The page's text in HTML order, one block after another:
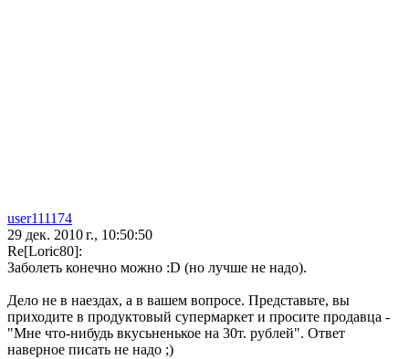
user111174
29 дек. 2010 г., 10:50:50
Re[Loric80]:
Заболеть конечно можно :D (но лучше не надо).
Дело не в наездах, а в вашем вопросе. Представьте, вы
приходите в продуктовый супермаркет и просите продавца -
"Мне что-нибудь вкусьненькое на 30т. рублей". Ответ
наверное писать не надо ;)